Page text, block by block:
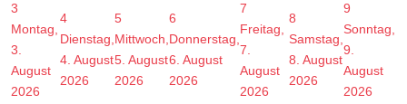
3
Montag,
3.
August
2026
4
Dienstag,
4. August
2026
5
Mittwoch,
5. August
2026
6
Donnerstag,
6. August
2026
7
Freitag,
7.
August
2026
8
Samstag,
8. August
2026
9
Sonntag,
9.
August
2026